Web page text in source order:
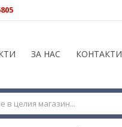
ЗА НАС КОНТАКТИ